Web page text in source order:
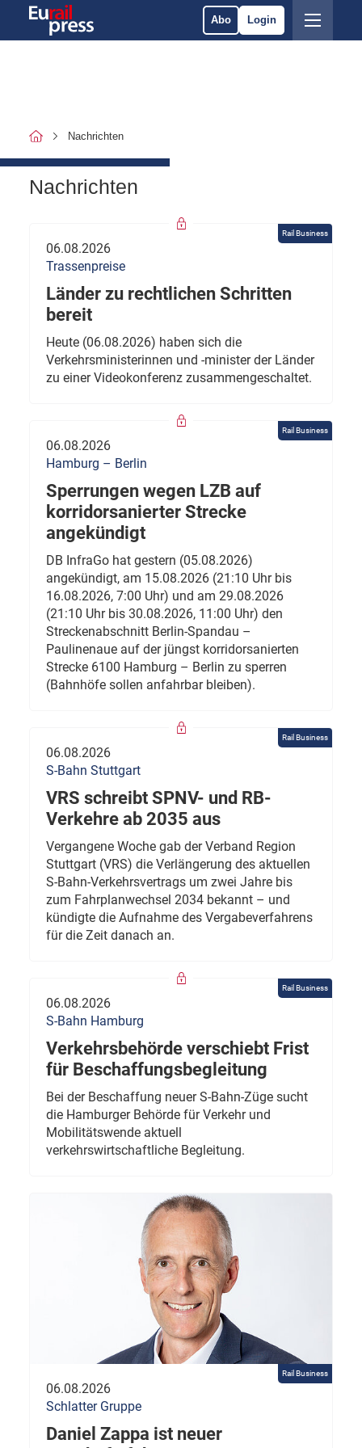
Abo Login
Nachrichten
Nachrichten
Rail Business
06.08.2026
Trassenpreise
Länder zu rechtlichen Schritten
bereit
Heute (06.08.2026) haben sich die
Verkehrsministerinnen und -minister der Länder
zu einer Videokonferenz zusammengeschaltet.
Rail Business
06.08.2026
Hamburg – Berlin
Sperrungen wegen LZB auf
korridorsanierter Strecke
angekündigt
DB InfraGo hat gestern (05.08.2026)
angekündigt, am 15.08.2026 (21:10 Uhr bis
16.08.2026, 7:00 Uhr) und am 29.08.2026
(21:10 Uhr bis 30.08.2026, 11:00 Uhr) den
Streckenabschnitt Berlin-Spandau –
Paulinenaue auf der jüngst korridorsanierten
Strecke 6100 Hamburg – Berlin zu sperren
(Bahnhöfe sollen anfahrbar bleiben).
Rail Business
06.08.2026
S-Bahn Stuttgart
VRS schreibt SPNV- und RB-
Verkehre ab 2035 aus
Vergangene Woche gab der Verband Region
Stuttgart (VRS) die Verlängerung des aktuellen
S-Bahn-Verkehrsvertrags um zwei Jahre bis
zum Fahrplanwechsel 2034 bekannt – und
kündigte die Aufnahme des Vergabeverfahrens
für die Zeit danach an.
Rail Business
06.08.2026
S-Bahn Hamburg
Verkehrsbehörde verschiebt Frist
für Beschaffungsbegleitung
Bei der Beschaffung neuer S-Bahn-Züge sucht
die Hamburger Behörde für Verkehr und
Mobilitätswende aktuell
verkehrswirtschaftliche Begleitung.
Rail Business
06.08.2026
Schlatter Gruppe
Daniel Zappa ist neuer